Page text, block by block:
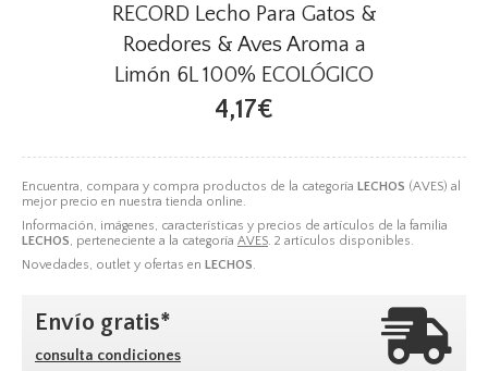
Encuentra, compara y compra productos de la categoría LECHOS (AVES) al
mejor precio en nuestra tienda online.
Información, imágenes, características y precios de artículos de la familia
LECHOS, perteneciente a la categoría AVES. 2 artículos disponibles.
Novedades, outlet y ofertas en LECHOS.
RECORD Lecho Para Gatos &
Roedores & Aves Aroma a
Limón 6L 100% ECOLÓGICO
4,17€
Envío gratis*
consulta condiciones